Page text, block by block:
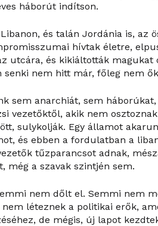
háborút indítson.
és talán Jordánia is, az
hívtak életre,
utcára, és kikiáltották magukat
senki nem hitt már, főleg nem
sem anarchiát, sem
vezetőktől, akik nem
sulykolják. Egy államot
és ebben a fordulatban a
tűzparancsot adnak,
még a szavak szintjén sem.
nem dőlt el. Semmi nem
nem léteznek a politikai erők,
de mégis, új lapot